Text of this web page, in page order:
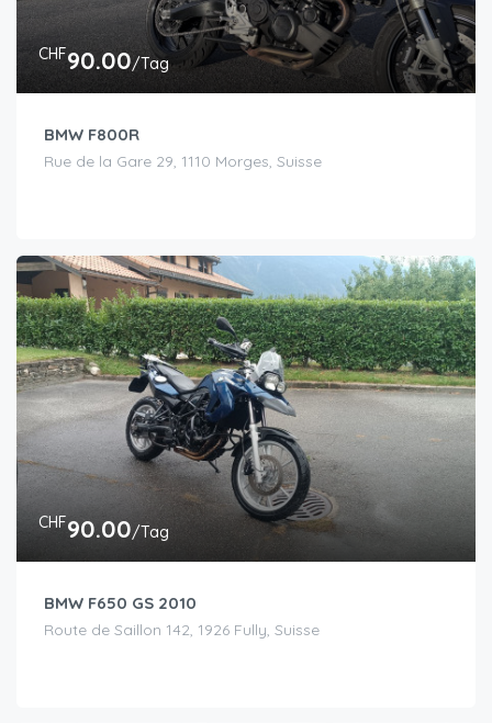
CHF90.00/Tag
BMW F800R
Rue de la Gare 29, 1110 Morges, Suisse
CHF90.00/Tag
BMW F650 GS 2010
Route de Saillon 142, 1926 Fully, Suisse